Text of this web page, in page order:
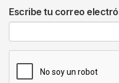
Escribe tu correo